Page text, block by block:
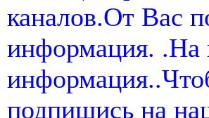
каналов.От Вас
информация. .На
подпишись на